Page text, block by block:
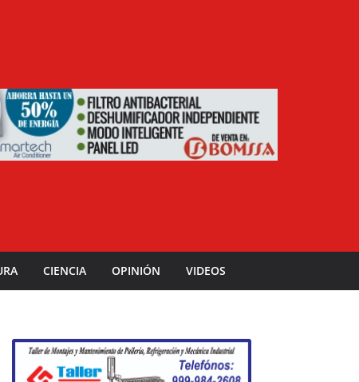
CIENCIA OPINIÓN VIDEOS